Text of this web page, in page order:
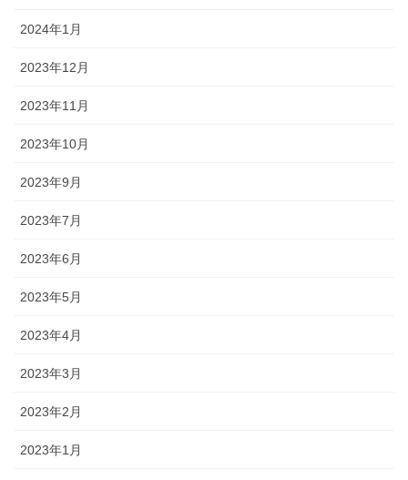
2024年1月
2023年12月
2023年11月
2023年10月
2023年9月
2023年7月
2023年6月
2023年5月
2023年4月
2023年3月
2023年2月
2023年1月